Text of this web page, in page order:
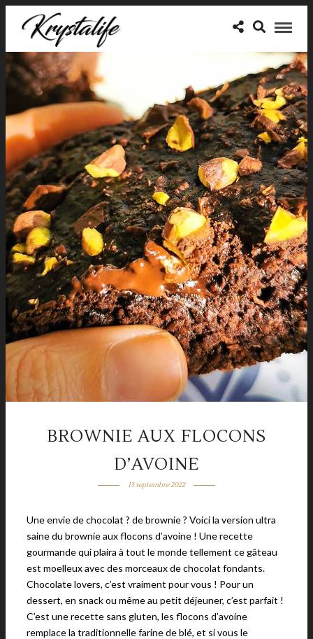
BROWNIE AUX FLOCONS
D’AVOINE
13 septembre 2022
Une envie de chocolat ? de brownie ? Voici la version ultra
saine du brownie aux flocons d’avoine ! Une recette
gourmande qui plaira à tout le monde tellement ce gâteau
est moelleux avec des morceaux de chocolat fondants.
Chocolate lovers, c’est vraiment pour vous ! Pour un
dessert, en snack ou même au petit déjeuner, c’est parfait !
C’est une recette sans gluten, les flocons d’avoine
remplace la traditionnelle farine de blé, et si vous le